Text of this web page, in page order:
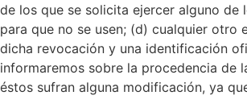
de los que se solicita ejercer alguno de
para que no se usen; (d) cualquier
dicha revocación y una identificación
informaremos sobre la procedencia de
éstos sufran alguna modificación, ya